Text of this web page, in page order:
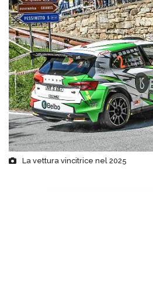
La vettura vincitrice nel 2025